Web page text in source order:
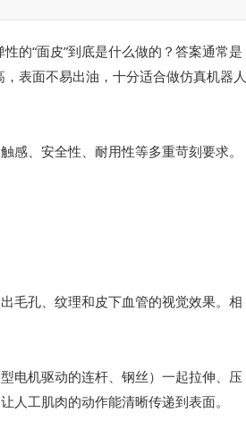
的“面皮”到底是什么做的？答案通常是
表面不易出油，十分适合做仿真机器人
、安全性、耐用性等多重苛刻要求。
毛孔、纹理和皮下血管的视觉效果。相
电机驱动的连杆、钢丝）一起拉伸、压
人工肌肉的动作能清晰传递到表面。